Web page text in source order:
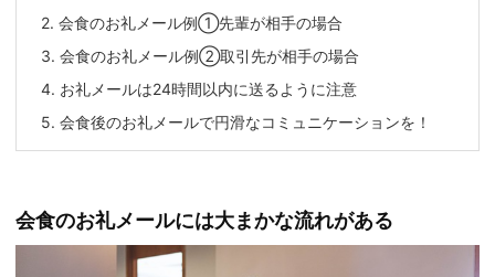
2. 会食のお礼メール例①先輩が相手の場合
3. 会食のお礼メール例②取引先が相手の場合
4. お礼メールは24時間以内に送るように注意
5. 会食後のお礼メールで円滑なコミュニケーションを！
会食のお礼メールには大まかな流れがある